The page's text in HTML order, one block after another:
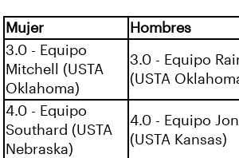
Mujer
Hombres
3.0 - Equipo
Mitchell (USTA
Oklahoma)
3.0 - Equipo
(USTA
4.0 - Equipo
Southard (USTA
Nebraska)
4.0 - Equipo
(USTA Kansas)